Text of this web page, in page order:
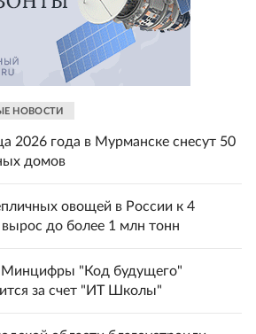
НОВОСТИ
2026 года в Мурманске снесут 50
домов
овощей в России к 4
вырос до более 1 млн тонн
Минцифры "Код будущего"
за счет "ИТ Школы"